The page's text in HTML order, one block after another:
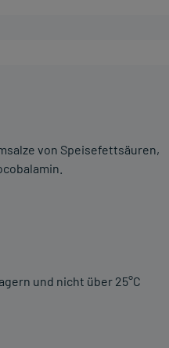
von Speisefettsäuren,
und nicht über 25°C